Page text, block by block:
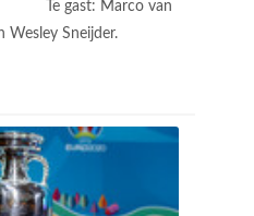
Te gast: Marco van
Wesley Sneijder.